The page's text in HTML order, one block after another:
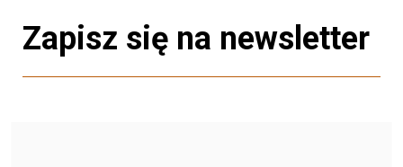
Zapisz się na newsletter